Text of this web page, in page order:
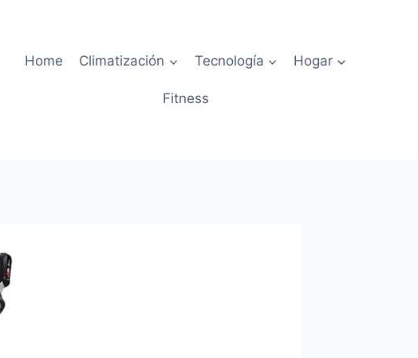
Home Climatización Tecnología Hogar
Fitness